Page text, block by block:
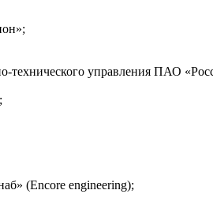
технического управления ПАО
(Encore engineering);